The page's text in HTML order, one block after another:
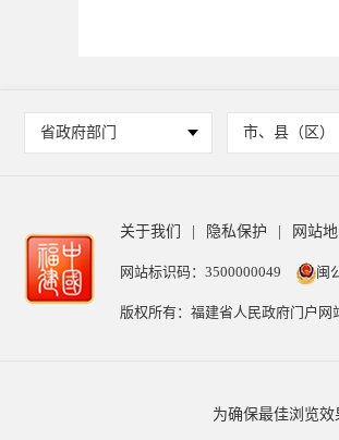
省政府部门 市、县（区）
关于我们 隐私保护 网站
网站标识码：3500000049 闽
版权所有：福建省人民政府门户网
为确保最佳浏览效